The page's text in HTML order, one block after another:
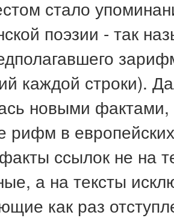
стало
поэзии - так
каждой строки).
новыми
рифм в
ссылок не на
а на тексты
как раз